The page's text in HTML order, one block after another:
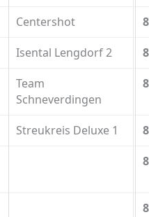
Centershot
Isental Lengdorf 2
Team
Schneverdingen
Streukreis Deluxe 1